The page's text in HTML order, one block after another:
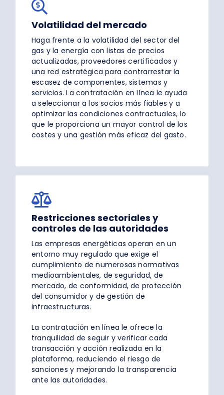
Volatilidad del mercado
Haga frente a la volatilidad del sector del
gas y la energía con listas de precios
actualizadas, proveedores certificados y
una red estratégica para contrarrestar la
escasez de componentes, sistemas y
servicios. La contratación en línea le ayuda
a seleccionar a los socios más fiables y a
optimizar las condiciones contractuales, lo
que le proporciona un mayor control de los
costes y una gestión más eficaz del gasto.
Restricciones sectoriales y
controles de las autoridades
Las empresas energéticas operan en un
entorno muy regulado que exige el
cumplimiento de numerosas normativas
medioambientales, de seguridad, de
mercado, de conformidad, de protección
del consumidor y de gestión de
infraestructuras.
La contratación en línea le ofrece la
tranquilidad de seguir y verificar cada
transacción y acción realizada en la
plataforma, reduciendo el riesgo de
sanciones y mejorando la transparencia
ante las autoridades.